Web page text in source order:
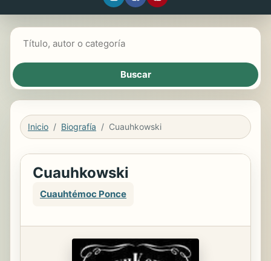
Inicio Biografía Cuauhkowski
Cuauhkowski
Cuauhtémoc Ponce